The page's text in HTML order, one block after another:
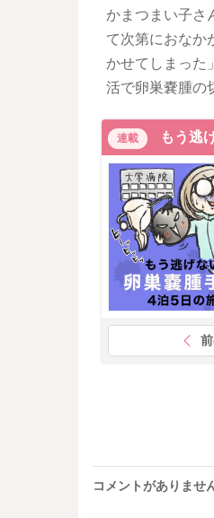
かまつまい子さ
て次第におなか
かせてしまった
活で卵巣嚢腫の
連載 もう逃
コメントがありませ